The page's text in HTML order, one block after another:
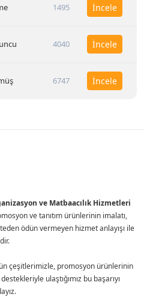
1495 İncele
4040 İncele
6747 İncele
ve Matbaacılık Hizmetleri
ve tanıtım ürünlerinin imalatı,
ödün vermeyen hizmet anlayışı ile
çeşitlerimizle, promosyon ürünlerinin
ulaştığımız bu başarıyı